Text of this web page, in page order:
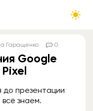
Гаращенко 0
Google
презентации
знаем.